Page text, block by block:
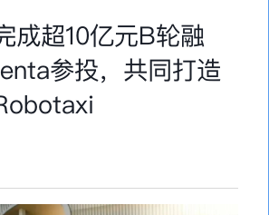
成超10亿元B轮融
参投，共同打造